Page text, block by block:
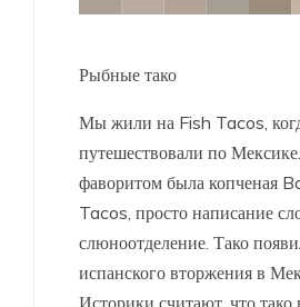
Рыбные тако
Мы жили на Fish Tacos,
путешествовали по
фаворитом была копченая
Tacos, просто написание
слюноотделение. Тако
испанского вторжения в
Историки считают, что тако